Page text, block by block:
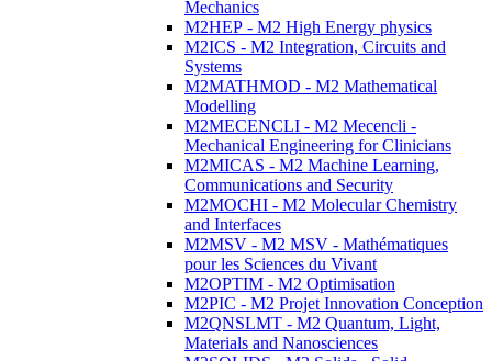
Mechanics
M2HEP - M2 High Energy physics
M2ICS - M2 Integration, Circuits and
Systems
M2MATHMOD - M2 Mathematical
Modelling
M2MECENCLI - M2 Mecencli -
Mechanical Engineering for Clinicians
M2MICAS - M2 Machine Learning,
Communications and Security
M2MOCHI - M2 Molecular Chemistry
and Interfaces
M2MSV - M2 MSV - Mathématiques
pour les Sciences du Vivant
M2OPTIM - M2 Optimisation
M2PIC - M2 Projet Innovation Conception
M2QNSLMT - M2 Quantum, Light,
Materials and Nanosciences